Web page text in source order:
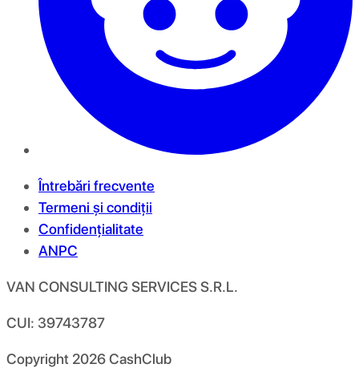
Întrebări frecvente
Termeni și condiții
Confidențialitate
ANPC
VAN CONSULTING SERVICES S.R.L.
CUI: 39743787
Copyright 2026CashClub